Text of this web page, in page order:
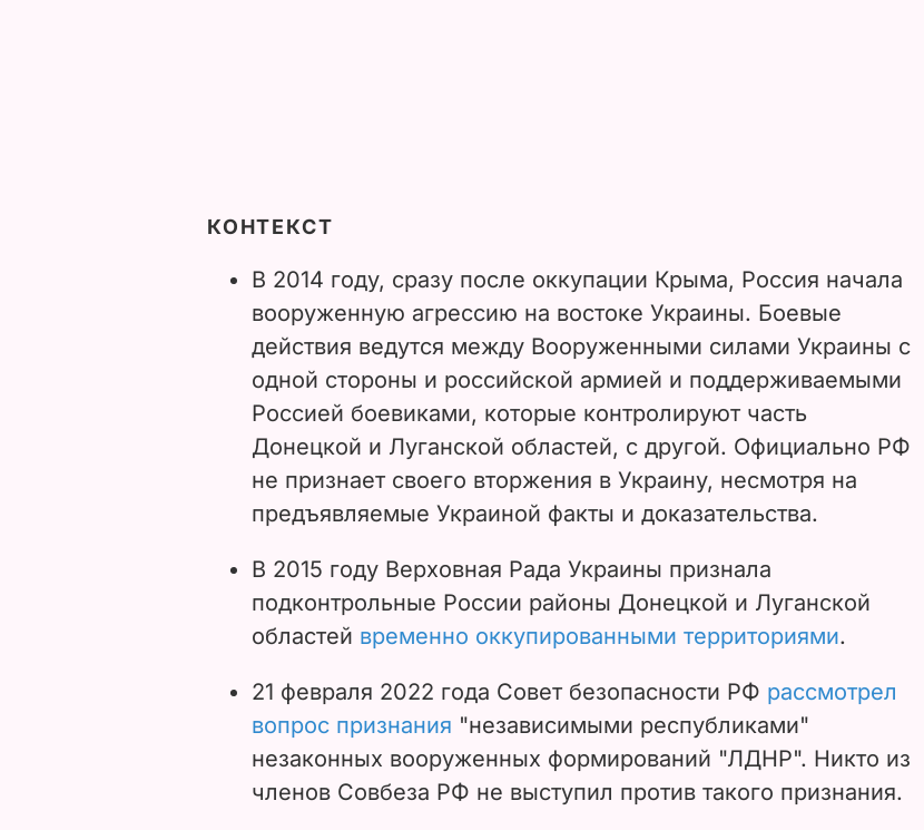
КОНТЕКСТ
В 2014 году, сразу после оккупации Крыма, Россия начала
вооруженную агрессию на востоке Украины. Боевые
действия ведутся между Вооруженными силами Украины с
одной стороны и российской армией и поддерживаемыми
Россией боевиками, которые контролируют часть
Донецкой и Луганской областей, с другой. Официально РФ
не признает своего вторжения в Украину, несмотря на
предъявляемые Украиной факты и доказательства.
В 2015 году Верховная Рада Украины признала
подконтрольные России районы Донецкой и Луганской
областей временно оккупированными территориями.
21 февраля 2022 года Совет безопасности РФ рассмотрел
вопрос признания "независимыми республиками"
незаконных вооруженных формирований "ЛДНР". Никто из
членов Совбеза РФ не выступил против такого признания.